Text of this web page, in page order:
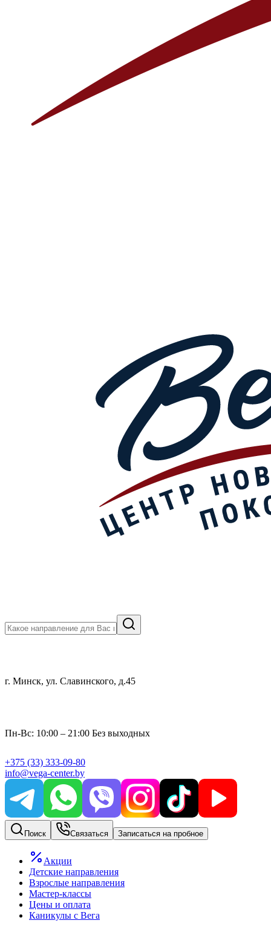
г. Минск, ул. Славинского, д.45
Пн-Вс: 10:00 – 21:00 Без выходных
+375 (33) 333-09-80
info@vega-center.by
Поиск Связаться Записаться на пробное
Акции
Детские направления
Взрослые направления
Мастер-классы
Цены и оплата
Каникулы с Вега